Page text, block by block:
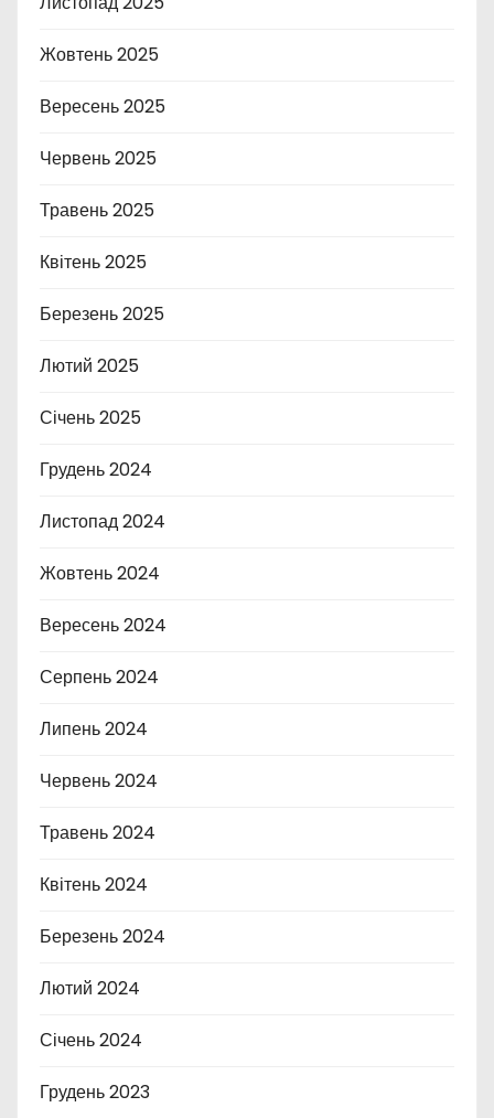
Жовтень 2025
Вересень 2025
Червень 2025
Травень 2025
Квітень 2025
Березень 2025
Лютий 2025
Січень 2025
Грудень 2024
Листопад 2024
Жовтень 2024
Вересень 2024
Серпень 2024
Липень 2024
Червень 2024
Травень 2024
Квітень 2024
Березень 2024
Лютий 2024
Січень 2024
Грудень 2023